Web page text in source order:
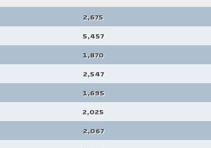
2,675
5,457
1,870
2,547
1,695
2,025
2,067